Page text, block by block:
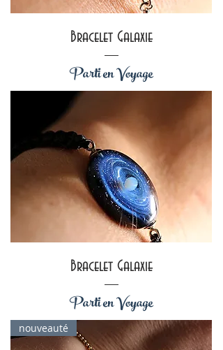
Bracelet Galaxie
Parti en Voyage
Bracelet Galaxie
Parti en Voyage
nouveauté